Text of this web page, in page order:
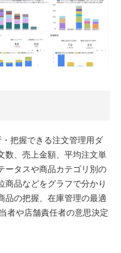
把握できる注文管理用ダ
数、売上金額、平均注文単
ータスや商品カテゴリ別の
商品などをグラフで分かり
品の把握、在庫管理の最適
者や店舗責任者の意思決定